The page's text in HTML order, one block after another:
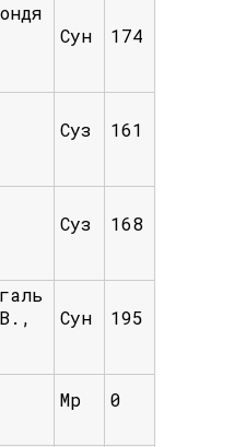
Сун 174
Суз 161
Суз 168
Сун 195
Мр 0